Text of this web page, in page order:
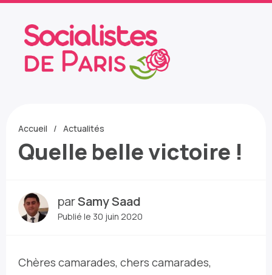
Accueil Actualités
Quelle belle victoire !
parSamy Saad
Publié le 30 juin 2020
Chères camarades, chers camarades,